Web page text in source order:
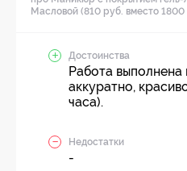
Масловой (810 руб. вместо 1800
Достоинства
Работа выполнена
аккуратно,
часа).
Недостатки
-